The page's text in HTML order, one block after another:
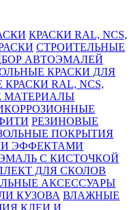
КРАСКИ RAL, NCS,
СТРОИТЕЛЬНЫЕ
АВТОЭМАЛЕЙ
КРАСКИ ДЛЯ
RAL, NCS,
МАТЕРИАЛЫ
РЕЗИНОВЫЕ
ПОКРЫТИЯ
ЭФФЕКТАМИ
С КИСТОЧКОЙ
ДЛЯ СКОЛОВ
АКСЕССУАРЫ
КУЗОВА ВЛАЖНЫЕ